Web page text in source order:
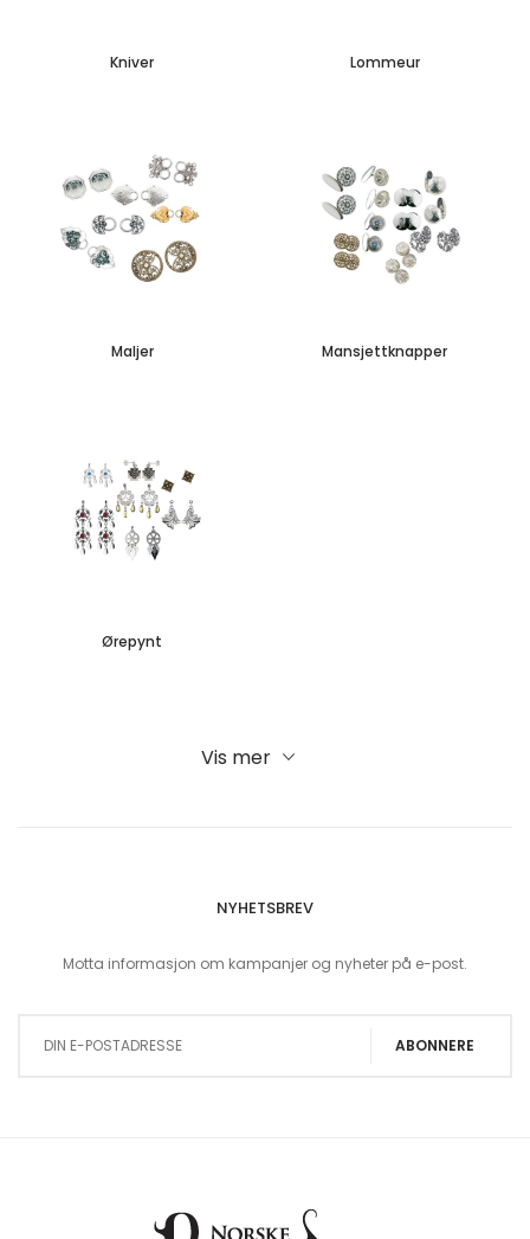
Kniver Lommeur
Maljer Mansjettknapper
Ørepynt
Vis mer
NYHETSBREV
Motta informasjon om kampanjer og nyheter på e-post.
ABONNERE